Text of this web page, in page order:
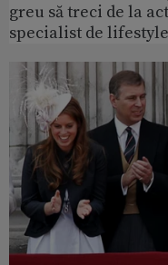
greu să treci de la
specialist de lifestyle